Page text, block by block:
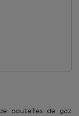
bouteilles de gaz